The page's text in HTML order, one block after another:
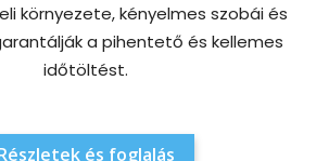
környezete, kényelmes szobái és
a pihentető és kellemes
időtöltést.
és foglalás